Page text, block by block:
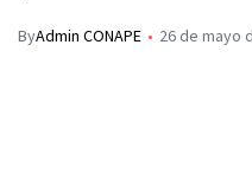
ByAdmin CONAPE 26 de mayo